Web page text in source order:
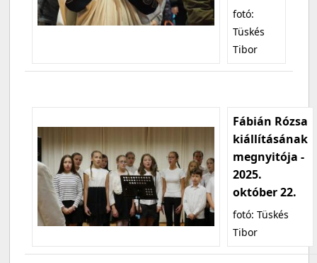
fotó:
Tüskés
Tibor
Fábián Rózsa
kiállításának
megnyitója -
2025.
október 22.
fotó: Tüskés
Tibor